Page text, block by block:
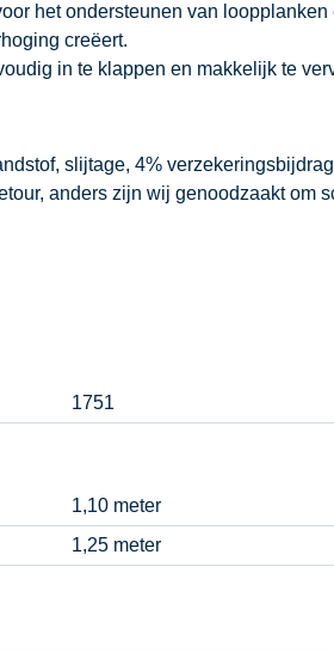
het ondersteunen van loopplanken
creëert.
in te klappen en makkelijk te
slijtage, 4%
anders zijn wij genoodzaakt om
1751
1,10 meter
1,25 meter